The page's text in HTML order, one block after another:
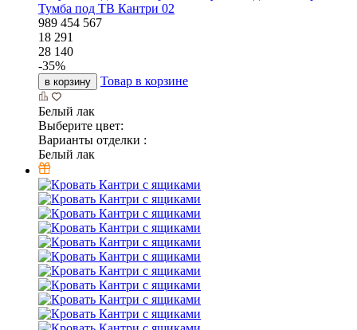
Тумба под ТВ Кантри 02
989 454 567
18 291
28 140
-35%
в корзину Товар в корзине
Белый лак
Выберите цвет:
Варианты отделки :
Белый лак